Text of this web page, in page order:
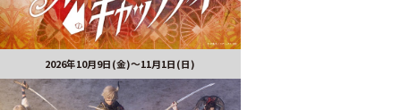
2026年10月9日(金)～11月1日(日)